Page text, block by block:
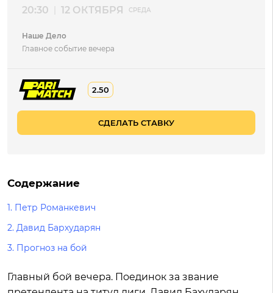
20:30 12 ОКТЯБРЯ СРЕДА
Наше Дело
Главное событие вечера
2.50
СДЕЛАТЬ СТАВКУ
Содержание
1. Петр Романкевич
2. Давид Бархударян
3. Прогноз на бой
Главный бой вечера. Поединок за звание